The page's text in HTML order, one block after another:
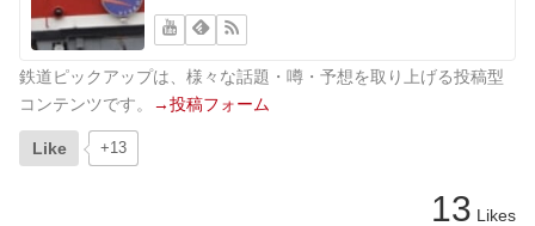
鉄道ピックアップは、様々な話題・噂・予想を取り上げる投稿型
コンテンツです。
→投稿フォーム
Like +13
13 Likes